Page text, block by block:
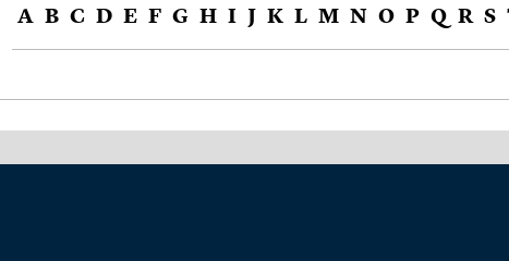
A B C D E F G H I J K L M N O P Q R S